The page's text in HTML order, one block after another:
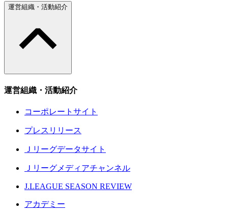
運営組織・活動紹介
運営組織・活動紹介
コーポレートサイト
プレスリリース
Ｊリーグデータサイト
Ｊリーグメディアチャンネル
J.LEAGUE SEASON REVIEW
アカデミー